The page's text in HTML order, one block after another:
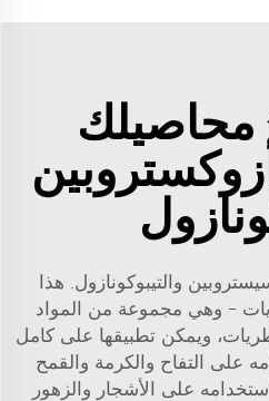
حمِّ保护 محاصيلك
والتيبوكونازول. هذا
- وهي مجموعة من المواد
ويمكن تطبيقها على كامل
على التفاح والكرمة والقمح
على الأشجار والزهور